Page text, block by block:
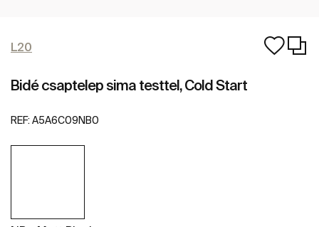
L20
Bidé csaptelep sima testtel, Cold Start
REF: A5A6C09NB0